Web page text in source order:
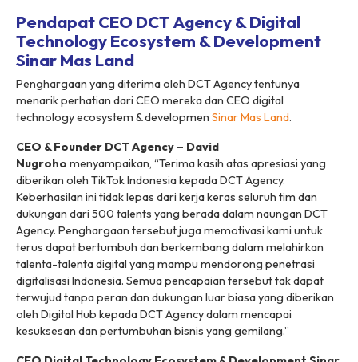
Pendapat CEO DCT Agency & Digital
Technology Ecosystem & Development
Sinar Mas Land
Penghargaan yang diterima oleh DCT Agency tentunya
menarik perhatian dari CEO mereka dan CEO digital
technology ecosystem & developmen Sinar Mas Land.
CEO & Founder DCT Agency – David
Nugroho menyampaikan, “Terima kasih atas apresiasi yang
diberikan oleh TikTok Indonesia kepada DCT Agency.
Keberhasilan ini tidak lepas dari kerja keras seluruh tim dan
dukungan dari 500 talents yang berada dalam naungan DCT
Agency. Penghargaan tersebut juga memotivasi kami untuk
terus dapat bertumbuh dan berkembang dalam melahirkan
talenta-talenta digital yang mampu mendorong penetrasi
digitalisasi Indonesia. Semua pencapaian tersebut tak dapat
terwujud tanpa peran dan dukungan luar biasa yang diberikan
oleh Digital Hub kepada DCT Agency dalam mencapai
kesuksesan dan pertumbuhan bisnis yang gemilang.”